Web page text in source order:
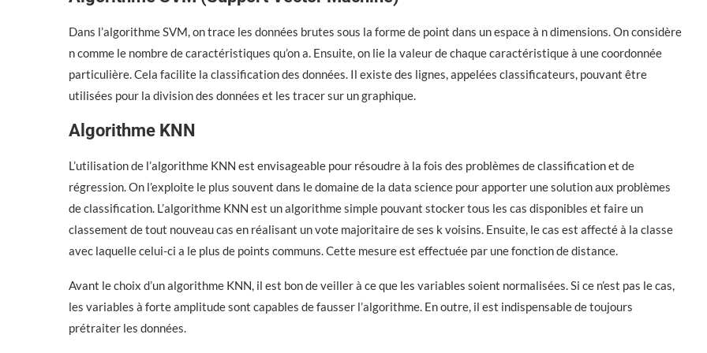
Dans l’algorithme SVM, on trace les données brutes sous la forme de point dans un espace à n dimensions. On considère
n comme le nombre de caractéristiques qu’on a. Ensuite, on lie la valeur de chaque caractéristique à une coordonnée
particulière. Cela facilite la classification des données. Il existe des lignes, appelées classificateurs, pouvant être
utilisées pour la division des données et les tracer sur un graphique.
Algorithme KNN
L’utilisation de l’algorithme KNN est envisageable pour résoudre à la fois des problèmes de classification et de
régression. On l’exploite le plus souvent dans le domaine de la data science pour apporter une solution aux problèmes
de classification. L’algorithme KNN est un algorithme simple pouvant stocker tous les cas disponibles et faire un
classement de tout nouveau cas en réalisant un vote majoritaire de ses k voisins. Ensuite, le cas est affecté à la classe
avec laquelle celui-ci a le plus de points communs. Cette mesure est effectuée par une fonction de distance.
Avant le choix d’un algorithme KNN, il est bon de veiller à ce que les variables soient normalisées. Si ce n’est pas le cas,
les variables à forte amplitude sont capables de fausser l’algorithme. En outre, il est indispensable de toujours
prétraiter les données.